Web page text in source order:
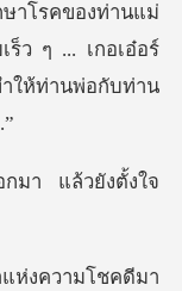
าโรคของท่านแม่
กมา แล้วยังตั้งใจ